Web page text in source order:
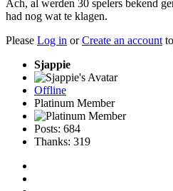
Ach, al werden 30 spelers bekend
had nog wat te klagen.
Please Log in orCreate an accountto
Sjappie
Offline
Platinum Member
Posts: 684
Thanks: 319